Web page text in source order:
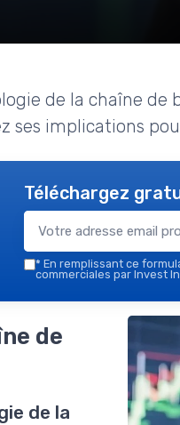
de la chaîne de
ses implications
Téléchargez
* En remplissant ce
commerciales par Invest
de
de la